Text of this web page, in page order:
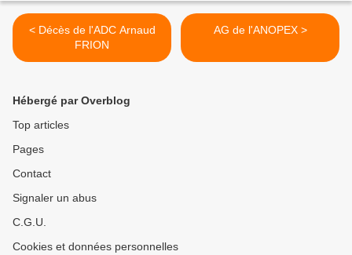
< Décès de l'ADC Arnaud
FRION
AG de l'ANOPEX >
Hébergé par Overblog
Top articles
Pages
Contact
Signaler un abus
C.G.U.
Cookies et données personnelles